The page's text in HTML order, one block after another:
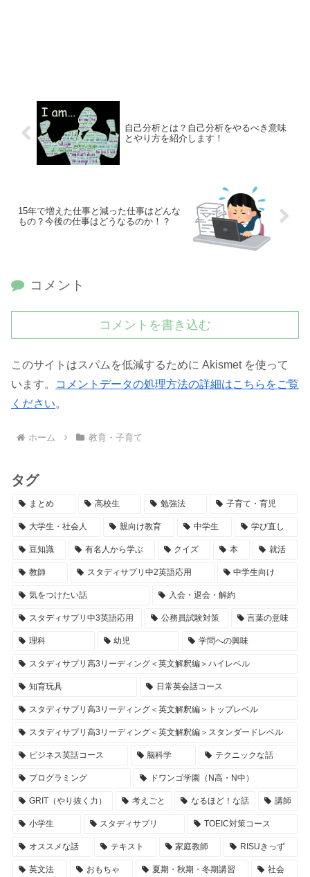
自己分析とは？自己分析をやるべき意味
とやり方を紹介します！
15年で増えた仕事と減った仕事はどんな
もの？今後の仕事はどうなるのか！？
コメント
コメントを書き込む
このサイトはスパムを低減するために Akismet を使って
います。
コメントデータの処理方法の詳細はこちらをご覧
ください。
ホーム 教育・子育て
タグ
まとめ 高校生 勉強法 子育て・育児
大学生・社会人 親向け教育 中学生 学び直し
豆知識 有名人から学ぶ クイズ 本 就活
教師 スタディサプリ中2英語応用 中学生向け
気をつけたい話 入会・退会・解約
スタディサプリ中3英語応用 公務員試験対策 言葉の意味
理科 幼児 学問への興味
スタディサプリ高3リーディング＜英文解釈編＞ハイレベル
知育玩具 日常英会話コース
スタディサプリ高3リーディング＜英文解釈編＞トップレベル
スタディサプリ高3リーディング＜英文解釈編＞スタンダードレベル
ビジネス英話コース 脳科学 テクニックな話
プログラミング ドワンゴ学園（N高・N中）
GRIT（やり抜く力） 考えごと なるほど！な話 講師
小学生 スタディサプリ TOEIC対策コース
オススメな話 テキスト 家庭教師 RISUきっず
英文法 おもちゃ 夏期・秋期・冬期講習 社会